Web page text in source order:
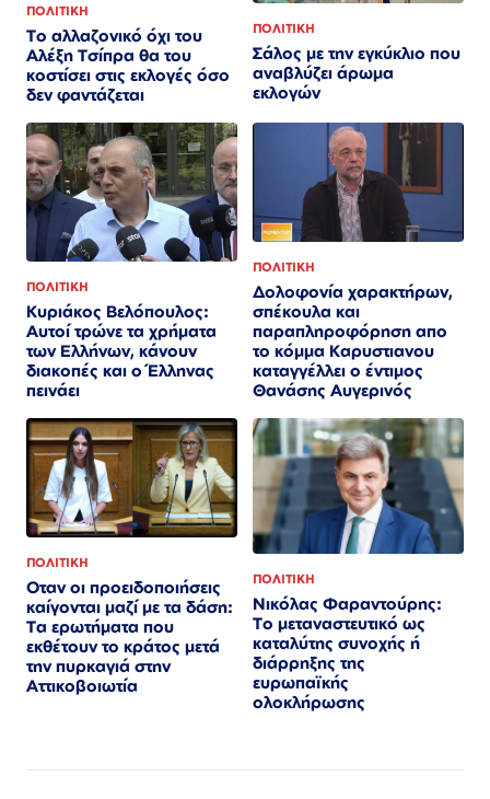
ΠΟΛΙΤΙΚΗ
Το αλλαζονικό όχι του
Αλέξη Τσίπρα θα του
κοστίσει στις εκλογές όσο
δεν φαντάζεται
ΠΟΛΙΤΙΚΗ
Σάλος με την εγκύκλιο που
αναβλύζει άρωμα
εκλογών
ΠΟΛΙΤΙΚΗ
Κυριάκος Βελόπουλος:
Αυτοί τρώνε τα χρήματα
των Ελλήνων, κάνουν
διακοπές και ο Έλληνας
πεινάει
ΠΟΛΙΤΙΚΗ
Δολοφονία χαρακτήρων,
σπέκουλα και
παραπληροφόρηση απο
το κόμμα Καρυστιανου
καταγγέλλει ο έντιμος
Θανάσης Αυγερινός
ΠΟΛΙΤΙΚΗ
Οταν οι προειδοποιήσεις
καίγονται μαζί με τα δάση:
Τα ερωτήματα που
εκθέτουν το κράτος μετά
την πυρκαγιά στην
Αττικοβοιωτία
ΠΟΛΙΤΙΚΗ
Νικόλας Φαραντούρης:
Το μεταναστευτικό ως
καταλύτης συνοχής ή
διάρρηξης της
ευρωπαϊκής
ολοκλήρωσης